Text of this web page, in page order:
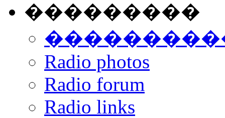
���������
Radio photos
Radio forum
Radio links